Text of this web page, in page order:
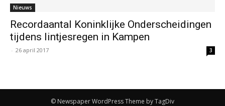
Nieuws
Recordaantal Koninklijke Onderscheidingen
tijdens lintjesregen in Kampen
- 26 april 2017 3
© Newspaper WordPress Theme by TagDiv